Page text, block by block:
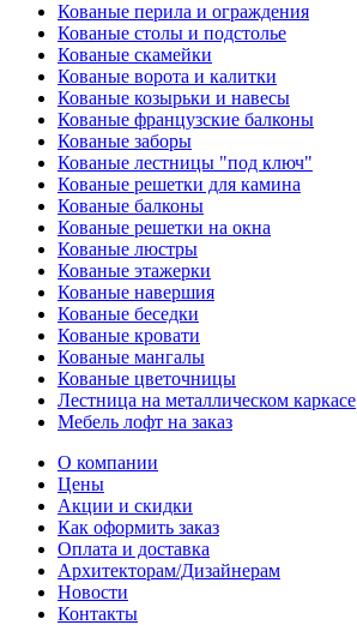
Кованые перила и ограждения
Кованые столы и подстолье
Кованые скамейки
Кованые ворота и калитки
Кованые козырьки и навесы
Кованые французские балконы
Кованые заборы
Кованые лестницы "под ключ"
Кованые решетки для камина
Кованые балконы
Кованые решетки на окна
Кованые люстры
Кованые этажерки
Кованые навершия
Кованые беседки
Кованые кровати
Кованые мангалы
Кованые цветочницы
Лестница на металлическом каркасе
Мебель лофт на заказ
О компании
Цены
Акции и скидки
Как оформить заказ
Оплата и доставка
Архитекторам/Дизайнерам
Новости
Контакты